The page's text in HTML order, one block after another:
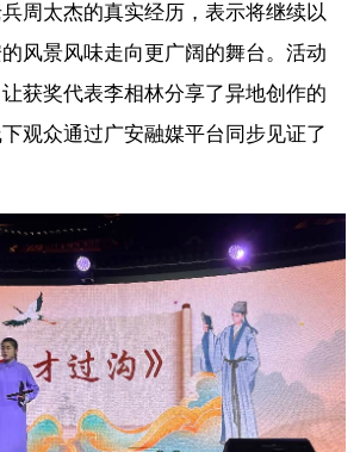
周太杰的真实经历，表示将继续以
风景风味走向更广阔的舞台。活动
获奖代表李相林分享了异地创作的
观众通过广安融媒平台同步见证了